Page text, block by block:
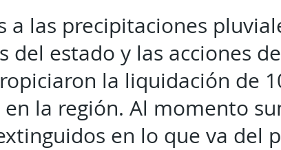
a las precipitaciones
del estado y las acciones
la liquidación de
la región. Al momento
en lo que va del